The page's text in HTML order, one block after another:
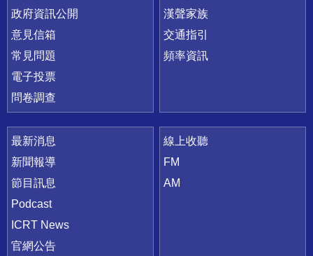
政府資訊公開
意見信箱
常見問題
電子投票
問卷調查
漢聲家族
交通指引
頻率資訊
最新消息
新聞報導
節目訊息
Podcast
ICRT News
官網公告
線上收聽
FM
AM